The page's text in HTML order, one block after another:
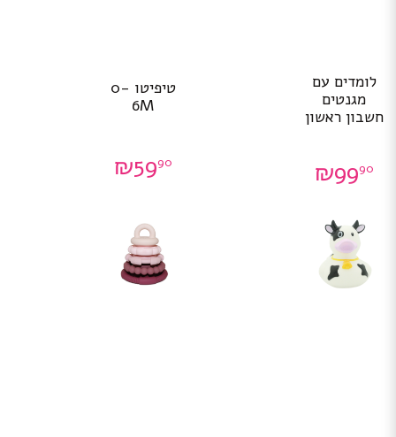
לומדים עם
מגנטים
חשבון ראשון
₪9990
טיפיטו 0-
6M
₪5990